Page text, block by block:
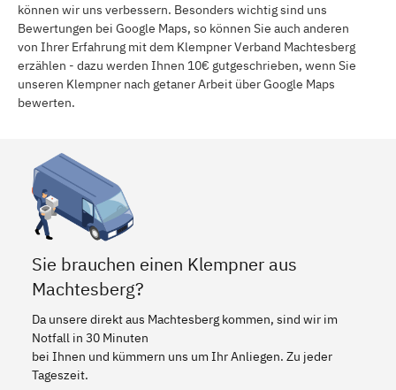
können wir uns verbessern. Besonders wichtig sind uns
Bewertungen bei Google Maps, so können Sie auch anderen
von Ihrer Erfahrung mit dem Klempner Verband Machtesberg
erzählen - dazu werden Ihnen 10€ gutgeschrieben, wenn Sie
unseren Klempner nach getaner Arbeit über Google Maps
bewerten.
Sie brauchen einen Klempner aus
Machtesberg?
Da unsere direkt aus Machtesberg kommen, sind wir im
Notfall in 30 Minuten
bei Ihnen und kümmern uns um Ihr Anliegen. Zu jeder
Tageszeit.